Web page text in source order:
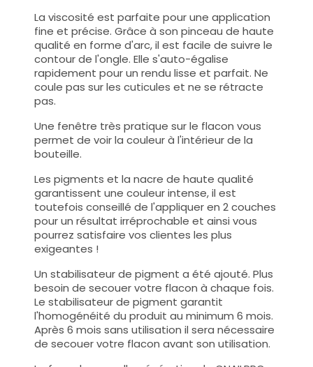
La viscosité est parfaite pour une application
fine et précise. Grâce à son pinceau de haute
qualité en forme d'arc, il est facile de suivre le
contour de l'ongle. Elle s'auto-égalise
rapidement pour un rendu lisse et parfait. Ne
coule pas sur les cuticules et ne se rétracte
pas.
Une fenêtre très pratique sur le flacon vous
permet de voir la couleur à l'intérieur de la
bouteille.
Les pigments et la nacre de haute qualité
garantissent une couleur intense, il est
toutefois conseillé de l'appliquer en 2 couches
pour un résultat irréprochable et ainsi vous
pourrez satisfaire vos clientes les plus
exigeantes !
Un stabilisateur de pigment a été ajouté. Plus
besoin de secouer votre flacon à chaque fois.
Le stabilisateur de pigment garantit
l'homogénéité du produit au minimum 6 mois.
Après 6 mois sans utilisation il sera nécessaire
de secouer votre flacon avant son utilisation.